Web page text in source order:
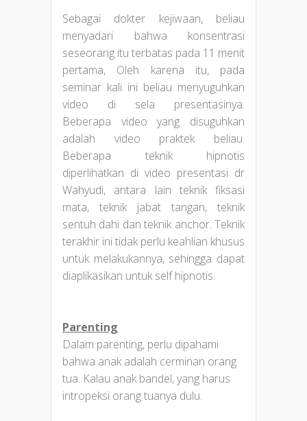
Sebagai dokter kejiwaan, beliau
menyadari bahwa konsentrasi
seseorang itu terbatas pada 11 menit
pertama, Oleh karena itu, pada
seminar kali ini beliau menyuguhkan
video di sela presentasinya.
Beberapa video yang disuguhkan
adalah video praktek beliau.
Beberapa teknik hipnotis
diperlihatkan di video presentasi dr
Wahyudi, antara lain teknik fiksasi
mata, teknik jabat tangan, teknik
sentuh dahi dan teknik anchor. Teknik
terakhir ini tidak perlu keahlian khusus
untuk melakukannya, sehingga dapat
diaplikasikan untuk self hipnotis.
Parenting
Dalam parenting, perlu dipahami
bahwa anak adalah cerminan orang
tua. Kalau anak bandel, yang harus
intropeksi orang tuanya dulu.